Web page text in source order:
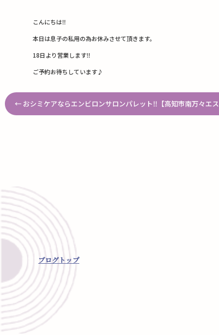
こんにちは‼︎
本日は息子の私用の為お休みさせて頂きます。
18日より営業します‼︎
ご予約お待ちしています♪
← おシミケアならエンビロンサロンパレット‼︎【高知市南万々エ
ブログトップ